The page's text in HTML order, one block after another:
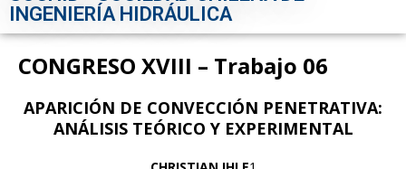
INGENIERÍA HIDRÁULICA
CONGRESO XVIII – Trabajo 06
APARICIÓN DE CONVECCIÓN PENETRATIVA:
ANÁLISIS TEÓRICO Y EXPERIMENTAL